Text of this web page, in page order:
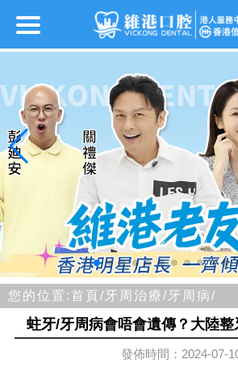
您的位置:首頁/ 牙周治療/ 牙周病/
蛀牙/牙周病會唔會遺傳？大陸整
發佈時間：2024-07-